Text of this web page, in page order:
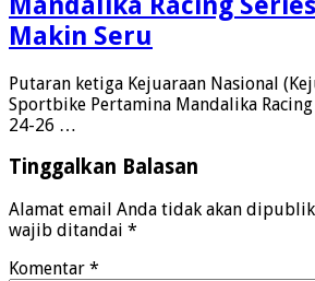
Makin Seru
Putaran ketiga Kejuaraan Nasional
Sportbike Pertamina Mandalika
24-26 …
Tinggalkan Balasan
Alamat email Anda tidak akan
wajib ditandai *
Komentar *